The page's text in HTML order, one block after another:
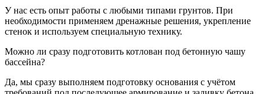
У нас есть опыт работы с любыми типами грунтов. При
необходимости применяем дренажные решения, укрепление
стенок и используем специальную технику.
Можно ли сразу подготовить котлован под бетонную чашу
бассейна?
Да, мы сразу выполняем подготовку основания с учётом